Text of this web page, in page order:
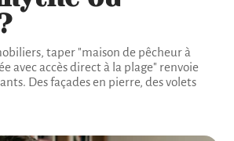
taper "maison de pêcheur à
avec accès direct à la plage" renvoie
Des façades en pierre, des volets